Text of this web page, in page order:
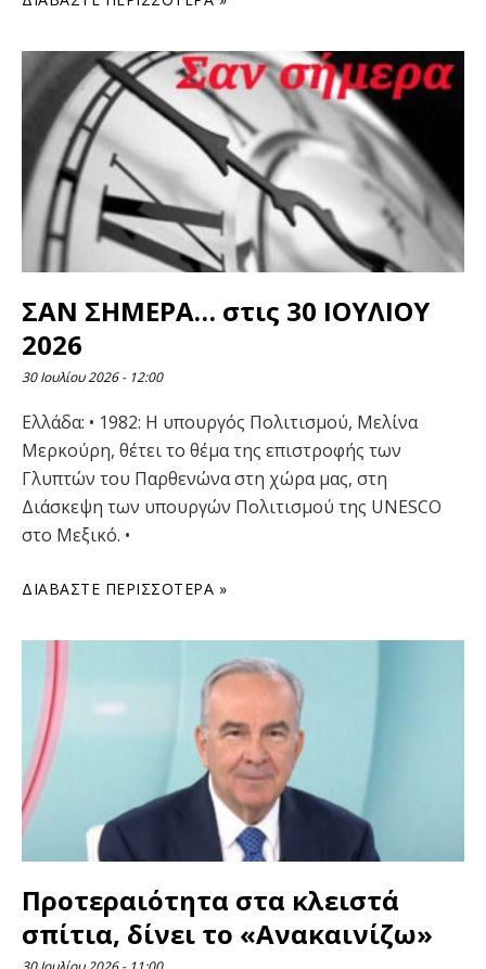
ΣΑΝ ΣΗΜΕΡΑ… στις 30 ΙΟΥΛΙΟΥ
2026
30 Ιουλίου 2026 12:00
Ελλάδα: • 1982: Η υπουργός Πολιτισμού, Μελίνα
Μερκούρη, θέτει το θέμα της επιστροφής των
Γλυπτών του Παρθενώνα στη χώρα μας, στη
Διάσκεψη των υπουργών Πολιτισμού της UNESCO
στο Μεξικό. •
ΔΙΑΒΆΣΤΕ ΠΕΡΙΣΣΌΤΕΡΑ »
Προτεραιότητα στα κλειστά
σπίτια, δίνει το «Ανακαινίζω»